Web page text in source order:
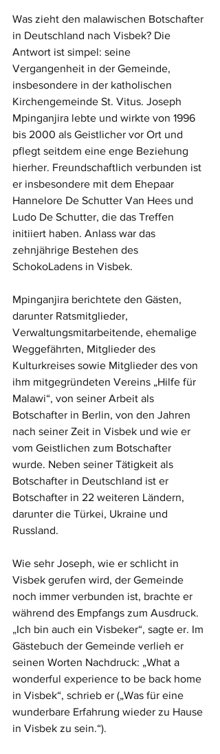
Was zieht den malawischen Botschafter
in Deutschland nach Visbek? Die
Antwort ist simpel: seine
Vergangenheit in der Gemeinde,
insbesondere in der katholischen
Kirchengemeinde St. Vitus. Joseph
Mpinganjira lebte und wirkte von 1996
bis 2000 als Geistlicher vor Ort und
pflegt seitdem eine enge Beziehung
hierher. Freundschaftlich verbunden ist
er insbesondere mit dem Ehepaar
Hannelore De Schutter Van Hees und
Ludo De Schutter, die das Treffen
initiiert haben. Anlass war das
zehnjährige Bestehen des
SchokoLadens in Visbek.
Mpinganjira berichtete den Gästen,
darunter Ratsmitglieder,
Verwaltungsmitarbeitende, ehemalige
Weggefährten, Mitglieder des
Kulturkreises sowie Mitglieder des von
ihm mitgegründeten Vereins „Hilfe für
Malawi“, von seiner Arbeit als
Botschafter in Berlin, von den Jahren
nach seiner Zeit in Visbek und wie er
vom Geistlichen zum Botschafter
wurde. Neben seiner Tätigkeit als
Botschafter in Deutschland ist er
Botschafter in 22 weiteren Ländern,
darunter die Türkei, Ukraine und
Russland.
Wie sehr Joseph, wie er schlicht in
Visbek gerufen wird, der Gemeinde
noch immer verbunden ist, brachte er
während des Empfangs zum Ausdruck.
„Ich bin auch ein Visbeker“, sagte er. Im
Gästebuch der Gemeinde verlieh er
seinen Worten Nachdruck: „What a
wonderful experience to be back home
in Visbek“, schrieb er („Was für eine
wunderbare Erfahrung wieder zu Hause
in Visbek zu sein.“).